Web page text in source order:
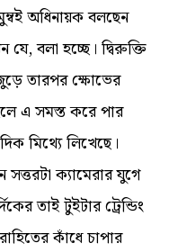
অধিনায়ক বলছেন
বলা হচ্ছে। দ্বিরুক্তি
তারপর ক্ষোভের
এ সমস্ত করে পার
মিথ্যে লিখেছে।
ক্যামেরার যুগে
তাই টুইটার ট্রেন্ডিং
কাঁধে চাপার